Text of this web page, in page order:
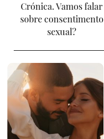
Crónica. Vamos falar
sobre consentimento
sexual?